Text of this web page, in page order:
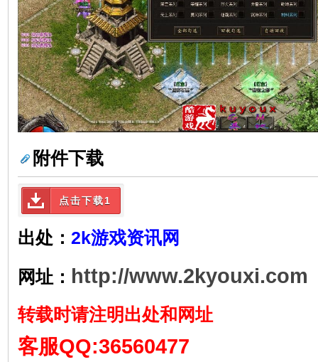
附件下载
点击下载1
出处： 2k游戏资讯网
网址： http://www.2kyouxi.com
转载时请注明出处和网址
客服QQ:36560477